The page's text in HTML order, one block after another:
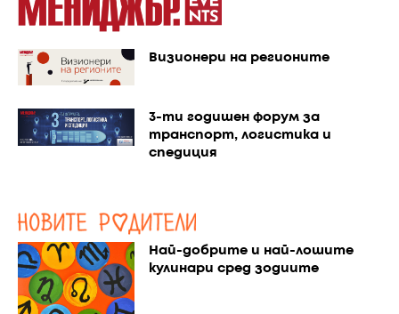
Визионери на регионите
3-ти годишен форум за
транспорт, логистика и
спедиция
Най-добрите и най-лошите
кулинари сред зодиите